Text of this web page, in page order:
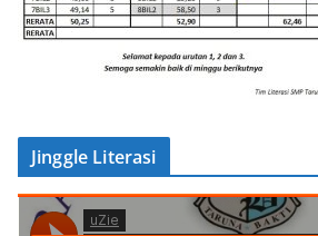
Jinggle Literasi